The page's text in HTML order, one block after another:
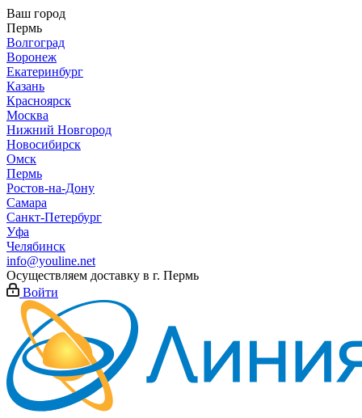
Ваш город
Пермь
Волгоград
Воронеж
Екатеринбург
Казань
Красноярск
Москва
Нижний Новгород
Новосибирск
Омск
Пермь
Ростов-на-Дону
Самара
Санкт-Петербург
Уфа
Челябинск
info@youline.net
Осуществляем доставку в г. Пермь
Войти